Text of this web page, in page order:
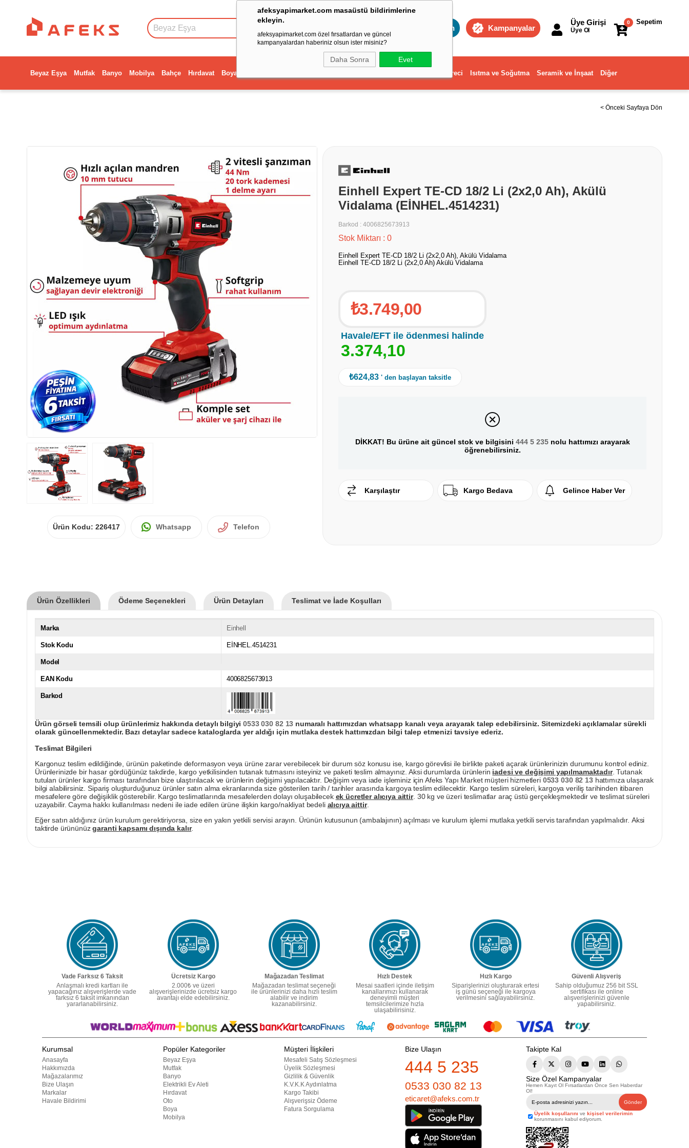
afeksyapimarket.com masaüstü bildirimlerine
ekleyin.
afeksyapimarket.com özel fırsatlardan ve güncel
kampanyalardan haberiniz olsun ister misiniz?
Daha Sonra Evet
Toptan Kampanyalar
Sepetim
0
Üye Girişi
Üye Ol
Beyaz Eşya Mutfak Banyo Mobilya Bahçe Hırdavat Boya Dekorasyon ve Ev Gereci Isıtma ve Soğutma Seramik ve İnşaat Diğer
< Önceki Sayfaya Dön
Ürün Kodu: 226417 Whatsapp Telefon
Einhell Expert TE-CD 18/2 Li (2x2,0 Ah), Akülü
Vidalama (EİNHEL.4514231)
Barkod : 4006825673913
Stok Miktarı : 0
Einhell Expert TE-CD 18/2 Li (2x2,0 Ah), Akülü Vidalama
Einhell TE-CD 18/2 Li (2x2,0 Ah) Akülü Vidalama
₺3.749,00
Havale/EFT ile ödenmesi halinde
3.374,10
₺624,83 ' den başlayan taksitle
DİKKAT! Bu ürüne ait güncel stok ve bilgisini 444 5 235nolu hattımızı arayarak
öğrenebilirsiniz.
Karşılaştır Kargo Bedava Gelince Haber Ver
Ürün Özellikleri Ödeme Seçenekleri Ürün Detayları Teslimat ve İade Koşulları
Marka Einhell
Stok Kodu EİNHEL.4514231
Model
EAN Kodu 4006825673913
Barkod
Ürün görseli temsili olup ürünlerimiz hakkında detaylı bilgiyi0533 030 82 13 numaralı hattımızdan whatsapp kanalı veya arayarak talep edebilirsiniz. Sitemizdeki açıklamalar sürekli
olarak güncellenmektedir. Bazı detaylar sadece kataloglarda yer aldığı için mutlaka destek hattımızdan bilgi talep etmenizi tavsiye ederiz.
Teslimat Bilgileri
Kargonuz teslim edildiğinde, ürünün paketinde deformasyon veya ürüne zarar verebilecek bir durum söz konusu ise, kargo görevlisi ile birlikte paketi açarak ürünlerinizin durumunu kontrol ediniz.
Ürünlerinizde bir hasar gördüğünüz takdirde, kargo yetkilisinden tutanak tutmasını isteyiniz ve paketi teslim almayınız. Aksi durumlarda ürünlerin iadesi ve değişimi yapılmamaktadır. Tutanak
tutulan ürünler kargo firması tarafından bize ulaştırılacak ve ürünlerin değişimi yapılacaktır. Değişim veya iade işleminiz için Afeks Yapı Market müşteri hizmetleri 0533 030 82 13hattımıza ulaşarak
bilgi alabilirsiniz. Sipariş oluşturduğunuz ürünler satın alma ekranlarında size gösterilen tarih / tarihler arasında kargoya teslim edilecektir. Kargo teslim süreleri, kargoya veriliş tarihinden itibaren
mesafelere göre değişiklik gösterebilir. Kargo teslimatlarında mesafelerden dolayı oluşabilecek ek ücretler alıcıya aittir. 30 kg ve üzeri teslimatlar araç üstü gerçekleşmektedir ve teslimat süreleri
uzayabilir. Cayma hakkı kullanılması nedeni ile iade edilen ürüne ilişkin kargo/nakliyat bedeli alıcıya aittir.
Eğer satın aldığınız ürün kurulum gerektiriyorsa, size en yakın yetkili servisi arayın. Ürünün kutusunun (ambalajının) açılması ve kurulum işlemi mutlaka yetkili servis tarafından yapılmalıdır. Aksi
taktirde ürününüzgaranti kapsamı dışında kalır.
Vade Farksız 6 Taksit
Anlaşmalı kredi kartları ile
yapacağınız alışverişlerde vade
farksız 6 taksit imkanından
yararlanabilirsiniz.
Ücretsiz Kargo
2.000₺ ve üzeri
alışverişlerinizde ücretsiz kargo
avantajı elde edebilirsiniz.
Mağazadan Teslimat
Mağazadan teslimat seçeneği
ile ürünlerinizi daha hızlı teslim
alabilir ve indirim
kazanabilirsiniz.
Hızlı Destek
Mesai saatleri içinde iletişim
kanallarımızı kullanarak
deneyimli müşteri
temsilcilerimize hızla
ulaşabilirisiniz.
Hızlı Kargo
Siparişlerinizi oluşturarak ertesi
iş günü seçeneği ile kargoya
verilmesini sağlayabilirsiniz.
Güvenli Alışveriş
Sahip olduğumuz 256 bit SSL
sertifikası ile online
alışverişlerinizi güvenle
yapabilirsiniz.
Kurumsal
Anasayfa
Hakkımızda
Mağazalarımız
Bize Ulaşın
Markalar
Havale Bildirimi
Popüler Kategoriler
Beyaz Eşya
Mutfak
Banyo
Elektrikli Ev Aleti
Hırdavat
Oto
Boya
Mobilya
Müşteri İlişkileri
Mesafeli Satış Sözleşmesi
Üyelik Sözleşmesi
Gizlilik & Güvenlik
K.V.K.K Aydınlatma
Kargo Takibi
Alışverişsiz Ödeme
Fatura Sorgulama
Bize Ulaşın
444 5 235
0533 030 82 13
eticaret@afeks.com.tr
Takipte Kal
Size Özel Kampanyalar
Hemen Kayıt Ol Fırsatlardan Önce Sen Haberdar
Ol!
Gönder
Üyelik koşullarını ve kişisel verilerimin
korunmasını kabul ediyorum.